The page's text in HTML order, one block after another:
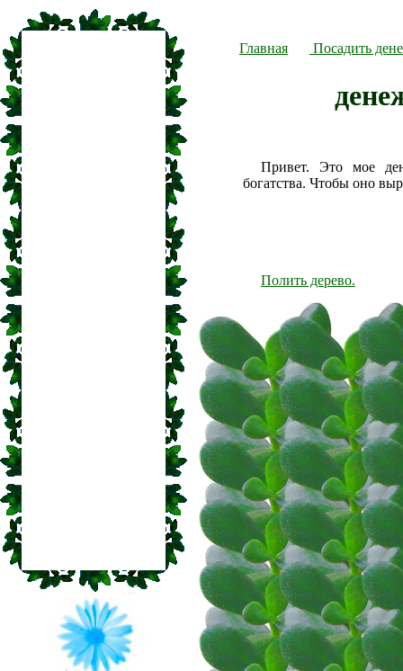
Главная Посадить
Привет. Это мое
богатства. Чтобы оно
Полить дерево.